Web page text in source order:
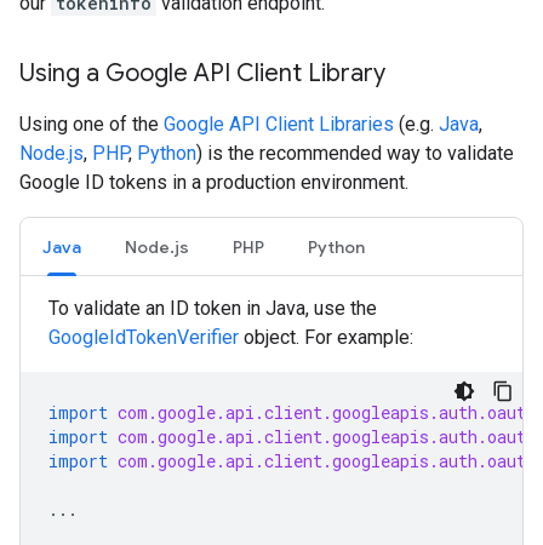
Using a Google API Client Library
Using one of the Google API Client Libraries (e.g. Java,
Node.js, PHP, Python) is the recommended way to validate
Google ID tokens in a production environment.
Java Node.js PHP Python
To validate an ID token in Java, use the
GoogleIdTokenVerifier object. For example:
import
import
import
...